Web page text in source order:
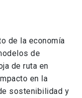
de la economía
de
de ruta en
en la
sostenibilidad y